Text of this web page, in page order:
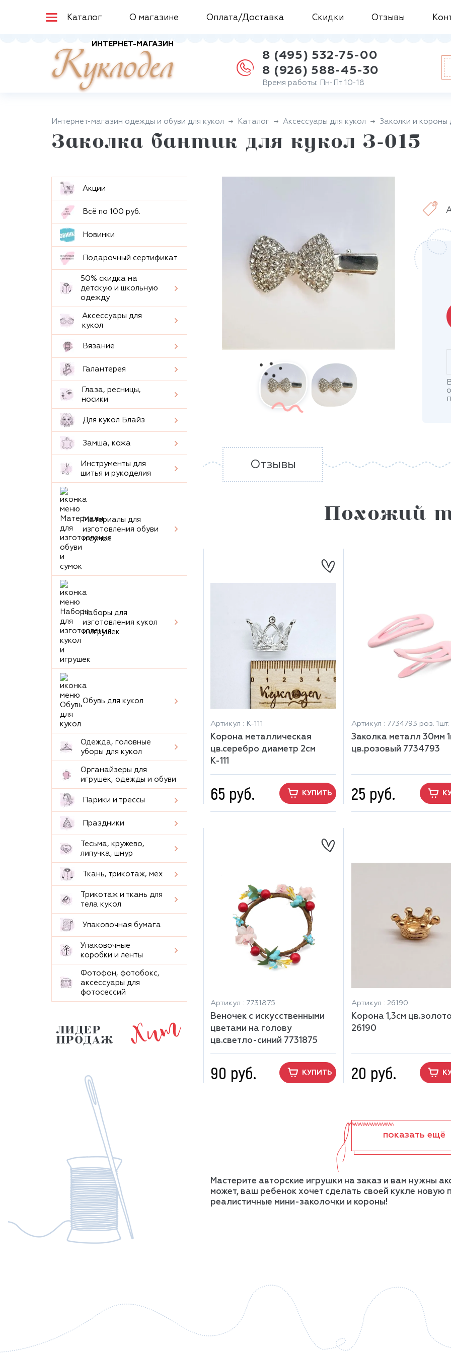
Каталог О магазине Оплата/Доставка Скидки Отзывы
ИНТЕРНЕТ-МАГАЗИН
Куклодел
8 (495) 532-75-00
8 (926) 588-45-30
Время работы: Пн-Пт 10-18
Интернет-магазин одежды и обуви для кукол Каталог Аксессуары для кукол Заколки и короны
Заколка бантик для кукол З-015
Отзывы
Похожий
Артикул : К-111
Корона металлическая
цв.серебро диаметр 2см
К-111
65 руб. КУПИТЬ
Артикул : 7734793 роз. 1шт.
Заколка металл 30мм
цв.розовый 7734793
25 руб.
Артикул : 7731875
Веночек с искусственными
цветами на голову
цв.светло-синий 7731875
90 руб. КУПИТЬ
Артикул : 26190
Корона 1,3см
26190
20 руб.
показать ещё
Мастерите авторские игрушки на заказ и вам нужны
может, ваш ребенок хочет сделать своей кукле новую
реалистичные мини-заколочки и короны!
Aкции
Всё по 100 руб.
Новинки
Подарочный сертификат
50% скидка на
детскую и школьную
одежду
Аксессуары для
кукол
Вязание
Галантерея
Глаза, ресницы,
носики
Для кукол Блайз
Замша, кожа
Инструменты для
шитья и рукоделия
Материалы для
изготовления обуви
и сумок
Наборы для
изготовления кукол
и игрушек
Обувь для кукол
Одежда, головные
уборы для кукол
Органайзеры для
игрушек, одежды и обуви
Парики и трессы
Праздники
Тесьма, кружево,
липучка, шнур
Ткань, трикотаж, мех
Трикотаж и ткань для
тела кукол
Упаковочная бумага
Упаковочные
коробки и ленты
Фотофон, фотобокс,
аксессуары для
фотосессий
ЛИДЕР
ПРОДАЖ
Хит